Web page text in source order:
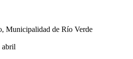
Municipalidad de Río Verde
abril